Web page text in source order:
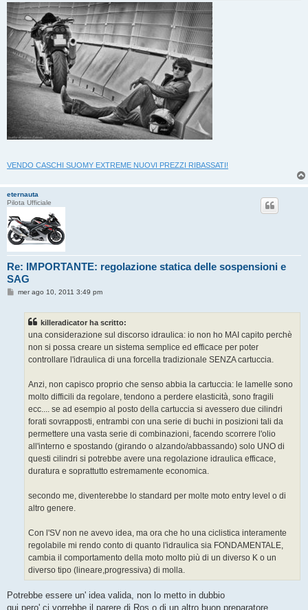
VENDO CASCHI SUOMY EXTREME NUOVI PREZZI RIBASSATI!
eternauta
Pilota Ufficiale
Re: IMPORTANTE: regolazione statica delle sospensioni e
SAG
Mmer ago 10, 2011 3:49 pm
killeradicator ha scritto:
una considerazione sul discorso idraulica: io non ho MAI capito perchè
non si possa creare un sistema semplice ed efficace per poter
controllare l'idraulica di una forcella tradizionale SENZA cartuccia.
Anzi, non capisco proprio che senso abbia la cartuccia: le lamelle sono
molto difficili da regolare, tendono a perdere elasticità, sono fragili
ecc.... se ad esempio al posto della cartuccia si avessero due cilindri
forati sovrapposti, entrambi con una serie di buchi in posizioni tali da
permettere una vasta serie di combinazioni, facendo scorrere l'olio
all'interno e spostando (girando o alzando/abbassando) solo UNO di
questi cilindri si potrebbe avere una regolazione idraulica efficace,
duratura e soprattutto estremamente economica.
secondo me, diventerebbe lo standard per molte moto entry level o di
altro genere.
Con l'SV non ne avevo idea, ma ora che ho una ciclistica interamente
regolabile mi rendo conto di quanto l'idraulica sia FONDAMENTALE,
cambia il comportamento della moto molto più di un diverso K o un
diverso tipo (lineare,progressiva) di molla.
Potrebbe essere un' idea valida, non lo metto in dubbio
qui pero' ci vorrebbe il parere di Ros o di un altro buon preparatore...